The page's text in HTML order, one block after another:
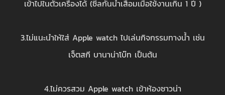
เข้าไปในตัวเครื่องได้ (ซีลกันน้ำเสื่อมเมื่อใช้งานเกิน 1 ปี )
3.ไม่แนะนำให้ใส่ Apple watch ไปเล่นกิจกรรมทางน้ำ เช่น
เจ็ตสกี บานาน่าโบ๊ท เป็นต้น
4.ไม่ควรสวม Apple watch เข้าห้องซาวน่า